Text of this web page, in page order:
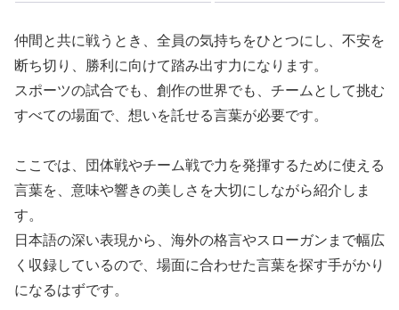
仲間と共に戦うとき、全員の気持ちをひとつにし、不安を
断ち切り、勝利に向けて踏み出す力になります。
スポーツの試合でも、創作の世界でも、チームとして挑む
すべての場面で、想いを託せる言葉が必要です。
ここでは、団体戦やチーム戦で力を発揮するために使える
言葉を、意味や響きの美しさを大切にしながら紹介しま
す。
日本語の深い表現から、海外の格言やスローガンまで幅広
く収録しているので、場面に合わせた言葉を探す手がかり
になるはずです。